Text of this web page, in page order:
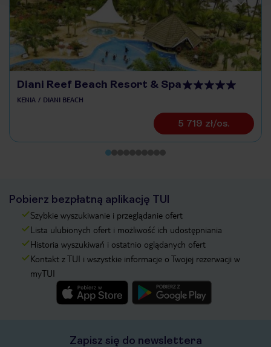
Diani Reef Beach Resort & Spa
KENIA DIANI BEACH
5 719 zł/os.
Pobierz bezpłatną aplikację TUI
Szybkie wyszukiwanie i przeglądanie ofert
Lista ulubionych ofert i możliwość ich udostępniania
Historia wyszukiwań i ostatnio oglądanych ofert
Kontakt z TUI i wszystkie informacje o Twojej rezerwacji w
myTUI
Zapisz się do newslettera